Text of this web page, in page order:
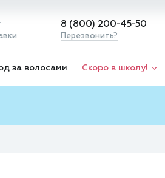
8 (800) 200-45-50
Перезвонить?
за волосами Скоро в школу!